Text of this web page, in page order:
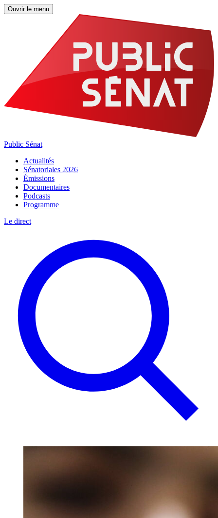
Ouvrir le menu
Public Sénat
Actualités
Sénatoriales 2026
Émissions
Documentaires
Podcasts
Programme
Le direct